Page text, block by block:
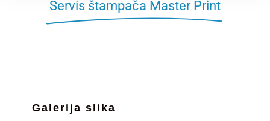
Servis štampača Master Print
Galerija slika